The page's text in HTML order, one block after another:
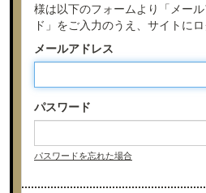
様は以下のフォームより「メー
ド」をご入力のうえ、サイトに
メールアドレス
パスワード
パスワードを忘れた場合